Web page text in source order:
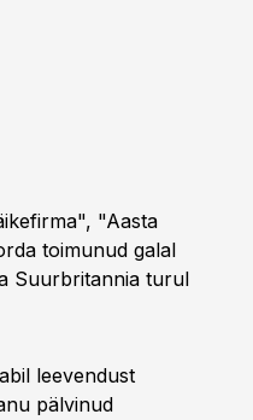
"Aasta
toimunud galal
Suurbritannia turul
leevendust
pälvinud